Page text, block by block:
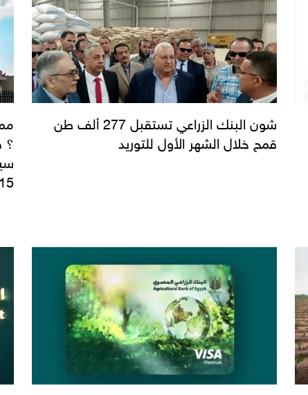
؟
15 إجابة عن جميع الأسئلة
شون البنك الزراعي تستقبل 277 ألف طن
قمح خلال الشهر الأول للتوريد